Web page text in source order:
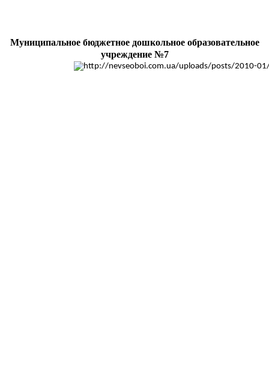
Муниципальное бюджетное дошкольное образовательное
учреждение №7